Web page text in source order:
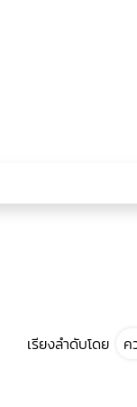
เรียงลำดับโดย